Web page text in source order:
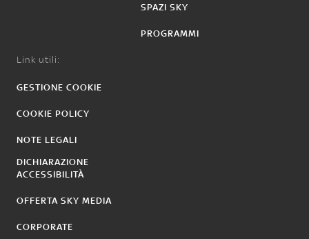
SPAZI SKY
PROGRAMMI
Link utili:
GESTIONE COOKIE
COOKIE POLICY
NOTE LEGALI
DICHIARAZIONE
ACCESSIBILITÀ
OFFERTA SKY MEDIA
CORPORATE